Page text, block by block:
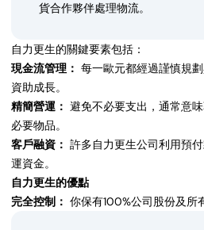
貨合作夥伴處理物流。
自力更生的關鍵要素包括：
現金流管理： 每一歐元都經過謹慎規
資助成長。
精簡營運： 避免不必要支出，通常意
必要物品。
客戶融資： 許多自力更生公司利用預
運資金。
自力更生的優點
完全控制： 你保有100%公司股份及所